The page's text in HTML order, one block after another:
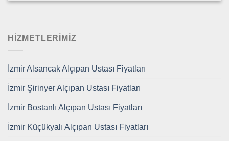
HIZMETLERIMIZ
İzmir Alsancak Alçıpan Ustası Fiyatları
İzmir Şirinyer Alçıpan Ustası Fiyatları
İzmir Bostanlı Alçıpan Ustası Fiyatları
İzmir Küçükyalı Alçıpan Ustası Fiyatları